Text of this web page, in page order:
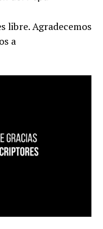
libre. Agradecemos
a